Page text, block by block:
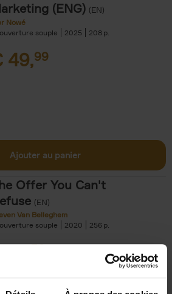
(ENG) (EN)
Nowé
souple
2025 208
49,99
Ajouter au panier
Offer You Can't
(EN)
Van Belleghem
souple
2020 256
37,50